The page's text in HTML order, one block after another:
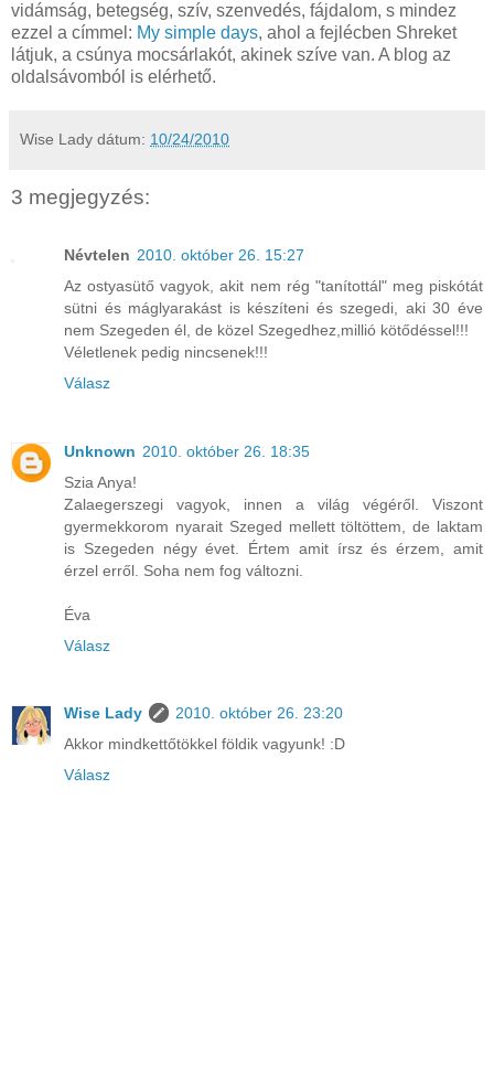
vidámság, betegség, szív, szenvedés, fájdalom, s mindez
ezzel a címmel: My simple days, ahol a fejlécben Shreket
látjuk, a csúnya mocsárlakót, akinek szíve van. A blog az
oldalsávomból is elérhető.
Wise Lady dátum: 10/24/2010
3 megjegyzés:
Névtelen 2010. október 26. 15:27
Az ostyasütő vagyok, akit nem rég "tanítottál" meg piskótát
sütni és máglyarakást is készíteni és szegedi, aki 30 éve
nem Szegeden él, de közel Szegedhez,millió kötődéssel!!!
Véletlenek pedig nincsenek!!!
Válasz
Unknown 2010. október 26. 18:35
Szia Anya!
Zalaegerszegi vagyok, innen a világ végéről. Viszont
gyermekkorom nyarait Szeged mellett töltöttem, de laktam
is Szegeden négy évet. Értem amit írsz és érzem, amit
érzel erről. Soha nem fog változni.
Éva
Válasz
Wise Lady
2010. október 26. 23:20
Akkor mindkettőtökkel földik vagyunk! :D
Válasz